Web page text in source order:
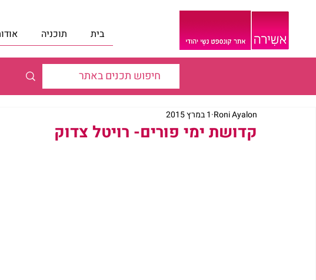
בית תוכניה
קדושת ימי פורים- רויטל צדוק
Roni Ayalon 1 במרץ 2015